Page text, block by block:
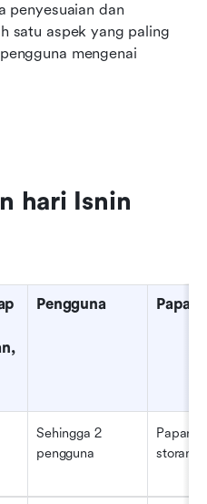
penyesuaian dan
satu aspek yang paling
mengenai
hari Isnin
Pengguna Papan
Sehingga 2
pengguna
Papan
storan